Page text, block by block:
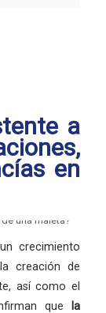
a
en
crecimiento
creación de
así como el
que
la